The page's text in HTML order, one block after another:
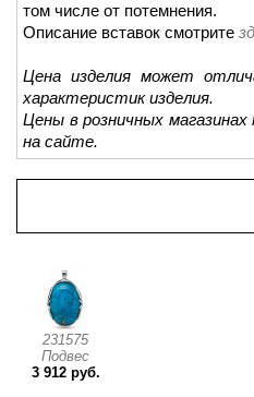
том числе от потемнения.
Описание вставок смотрите
Цена изделия может
характеристик изделия.
Цены в розничных
на сайте.
231575
Подвес
3 912 руб.